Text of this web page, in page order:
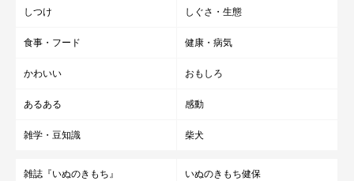
しつけ しぐさ・生態
食事・フード 健康・病気
かわいい おもしろ
あるある 感動
雑学・豆知識 柴犬
雑誌『いぬのきもち』 いぬのきもち健保